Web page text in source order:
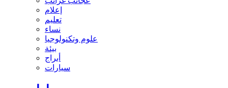
إعلام
تعليم
نساء
علوم وتكنولوجيا
بيئة
أبراج
سيارات